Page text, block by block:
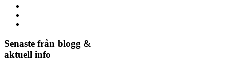
Senaste från blogg &
aktuell info